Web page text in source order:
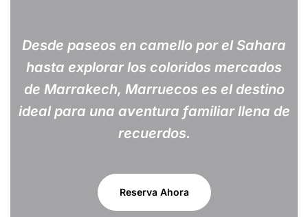
Desde paseos en camello por el Sahara
hasta explorar los coloridos mercados
de Marrakech, Marruecos es el destino
ideal para una aventura familiar llena de
recuerdos.
Reserva Ahora